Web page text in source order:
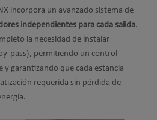
incorpora un avanzado sistema de
independientes para cada salida.
la necesidad de instalar
pass), permitiendo un control
garantizando que cada estancia
requerida sin pérdida de